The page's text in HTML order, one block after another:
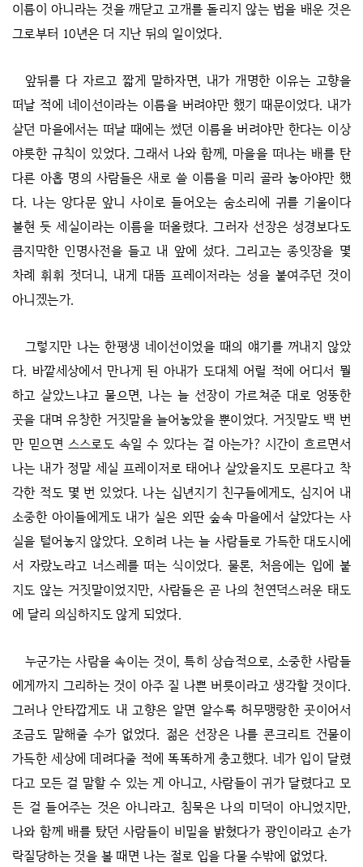
이름이 아니라는 것을 깨닫고 고개를 돌리지 않는 법을 배운 것은
그로부터 10년은 더 지난 뒤의 일이었다.
앞뒤를 다 자르고 짧게 말하자면, 내가 개명한 이유는 고향을
떠날 적에 네이선이라는 이름을 버려야만 했기 때문이었다. 내가
살던 마을에서는 떠날 때에는 썼던 이름을 버려야만 한다는 이상
야릇한 규칙이 있었다. 그래서 나와 함께, 마을을 떠나는 배를 탄
다른 아홉 명의 사람들은 새로 쓸 이름을 미리 골라 놓아야만 했
다. 나는 앙다문 앞니 사이로 들어오는 숨소리에 귀를 기울이다
불현 듯 세실이라는 이름을 떠올렸다. 그러자 선장은 성경보다도
큼지막한 인명사전을 들고 내 앞에 섰다. 그리고는 종잇장을 몇
차례 휘휘 젓더니, 내게 대뜸 프레이저라는 성을 붙여주던 것이
아니겠는가.
그렇지만 나는 한평생 네이선이었을 때의 얘기를 꺼내지 않았
다. 바깥세상에서 만나게 된 아내가 도대체 어릴 적에 어디서 뭘
하고 살았느냐고 물으면, 나는 늘 선장이 가르쳐준 대로 엉뚱한
곳을 대며 유창한 거짓말을 늘어놓았을 뿐이었다. 거짓말도 백 번
만 믿으면 스스로도 속일 수 있다는 걸 아는가? 시간이 흐르면서
나는 내가 정말 세실 프레이저로 태어나 살았을지도 모른다고 착
각한 적도 몇 번 있었다. 나는 십년지기 친구들에게도, 심지어 내
소중한 아이들에게도 내가 실은 외딴 숲속 마을에서 살았다는 사
실을 털어놓지 않았다. 오히려 나는 늘 사람들로 가득한 대도시에
서 자랐노라고 너스레를 떠는 식이었다. 물론, 처음에는 입에 붙
지도 않는 거짓말이었지만, 사람들은 곧 나의 천연덕스러운 태도
에 달리 의심하지도 않게 되었다.
누군가는 사람을 속이는 것이, 특히 상습적으로, 소중한 사람들
에게까지 그리하는 것이 아주 질 나쁜 버릇이라고 생각할 것이다.
그러나 안타깝게도 내 고향은 알면 알수록 허무맹랑한 곳이어서
조금도 말해줄 수가 없었다. 젊은 선장은 나를 콘크리트 건물이
가득한 세상에 데려다줄 적에 똑똑하게 충고했다. 네가 입이 달렸
다고 모든 걸 말할 수 있는 게 아니고, 사람들이 귀가 달렸다고 모
든 걸 들어주는 것은 아니라고. 침묵은 나의 미덕이 아니었지만,
나와 함께 배를 탔던 사람들이 비밀을 밝혔다가 광인이라고 손가
락질당하는 것을 볼 때면 나는 절로 입을 다물 수밖에 없었다.